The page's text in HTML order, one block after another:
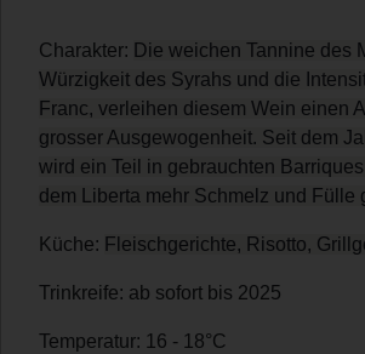
Charakter: Die weichen Tannine des
Würzigkeit des Syrahs und die
Franc, verleihen diesem Wein einen
grosser Ausgewogenheit. Seit dem
wird ein Teil in gebrauchten
dem Liberta mehr Schmelz und Fülle
Küche: Fleischgerichte, Risotto,
Trinkreife: ab sofort bis 2025
Temperatur: 16 - 18°C